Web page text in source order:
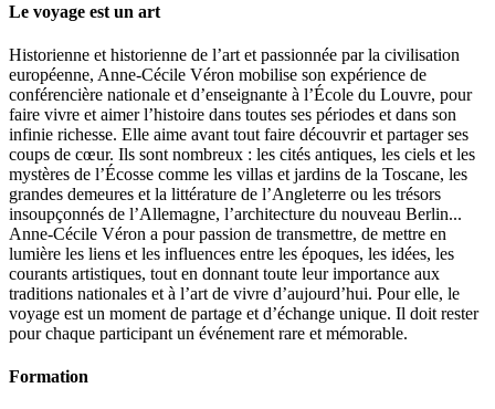
Le voyage est un art
Historienne et historienne de l’art et passionnée par la civilisation
européenne, Anne-Cécile Véron mobilise son expérience de
conférencière nationale et d’enseignante à l’École du Louvre, pour
faire vivre et aimer l’histoire dans toutes ses périodes et dans son
infinie richesse. Elle aime avant tout faire découvrir et partager ses
coups de cœur. Ils sont nombreux : les cités antiques, les ciels et les
mystères de l’Écosse comme les villas et jardins de la Toscane, les
grandes demeures et la littérature de l’Angleterre ou les trésors
insoupçonnés de l’Allemagne, l’architecture du nouveau Berlin...
Anne-Cécile Véron a pour passion de transmettre, de mettre en
lumière les liens et les influences entre les époques, les idées, les
courants artistiques, tout en donnant toute leur importance aux
traditions nationales et à l’art de vivre d’aujourd’hui. Pour elle, le
voyage est un moment de partage et d’échange unique. Il doit rester
pour chaque participant un événement rare et mémorable.
Formation